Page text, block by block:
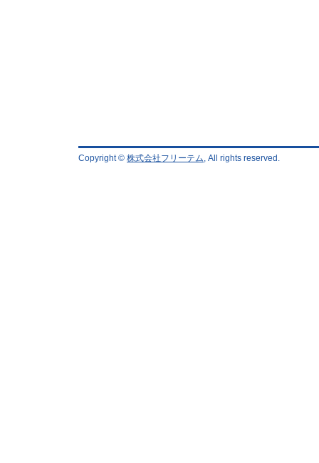
Copyright © 株式会社フリーテム, All rights reserved.